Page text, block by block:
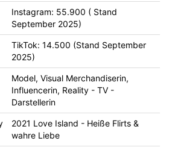
Instagram: 55.900 ( Stand
September 2025)
TikTok: 14.500 (Stand September
2025)
Model, Visual Merchandiserin,
Influencerin, Reality - TV -
Darstellerin
2021 Love Island - Heiße Flirts &
wahre Liebe